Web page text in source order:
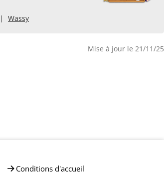
Wassy
Mise à jour le 21/11/25
Conditions d'accueil